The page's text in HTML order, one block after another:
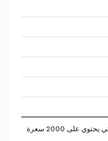
تستند النسبة المئوية للقيم اليومية على نظام غذائي يحتوي على 2000 سعرة